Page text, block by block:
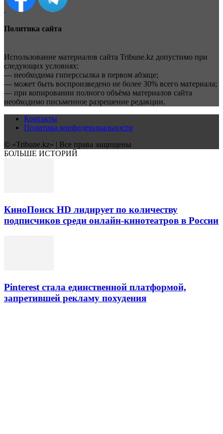
Политика сайта
Использование материалов сайта Tribune.kz допустимо при
следующих условиях:
— необходима гиперссылка в первом абзаце;
— может быть воспроизведено не более 30% всего материала;
— при копировании полного объёма материалов сайта
необходимо письменное разрешение редакции.
Контакты
Политика конфиденциальности
© «Tribune.kz» | Все права защищены
БОЛЬШЕ ИСТОРИЙ
КиноПоиск HD лидирует по количеству
подписчиков среди онлайн-кинотеатров в России
Pinterest стала единственной платформой,
запретившей рекламу похудения